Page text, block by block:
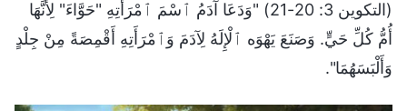
(التكوين 3: 20-21) "وَدَعَا آدَمُ ٱسْمَ ٱمْرَأَتِهِ "حَوَّاءَ" لِأَنَّهَا
أُمُّ كُلِّ حَيٍّ. وَصَنَعَ يَهْوَه ٱلْإِلَهُ لِآدَمَ وَٱمْرَأَتِهِ أَقْمِصَةً مِنْ جِلْدٍ
وَأَلْبَسَهُمَا".